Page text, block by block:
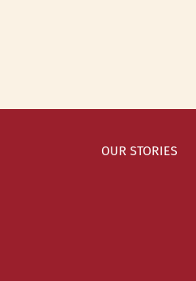
OUR STORIES